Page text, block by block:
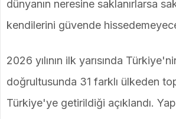
dünyanın neresine saklanırlarsa
kendilerini güvende
2026 yılının ilk yarısında
doğrultusunda 31 farklı ülkeden
Türkiye'ye getirildiği açıklandı.